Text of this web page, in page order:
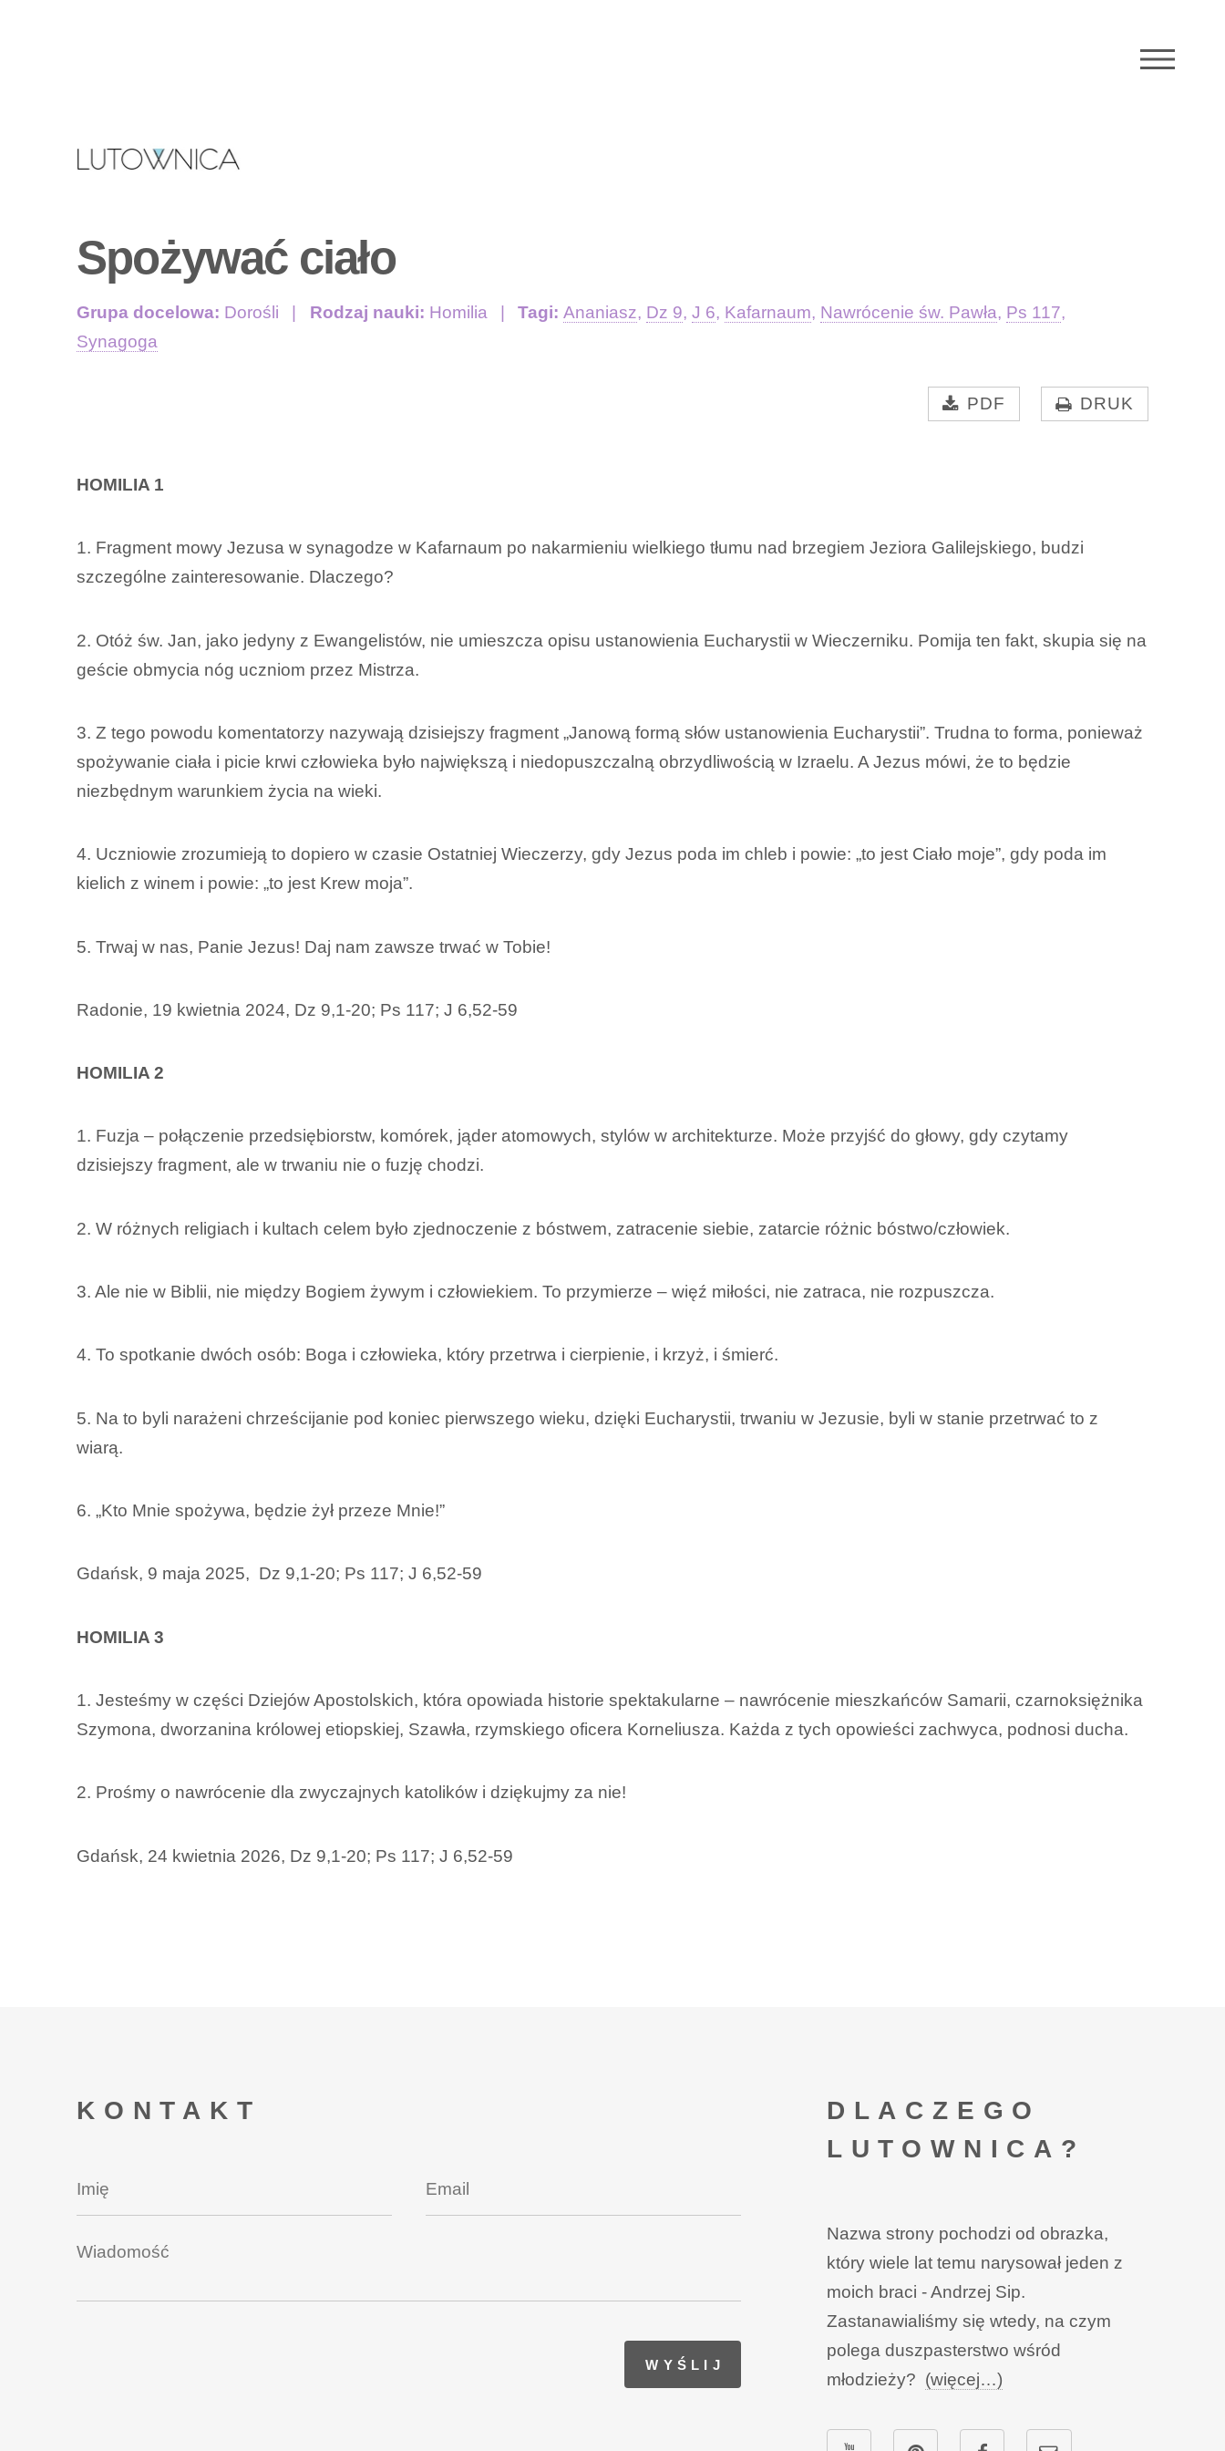
Spożywać ciało
Grupa docelowa: Dorośli Rodzaj nauki: Homilia Tagi:Ananiasz, Dz 9,J 6, Kafarnaum, Nawrócenie św. Pawła, Ps 117,
Synagoga
PDF DRUK
HOMILIA 1
1. Fragment mowy Jezusa w synagodze w Kafarnaum po nakarmieniu wielkiego tłumu nad brzegiem Jeziora Galilejskiego, budzi
szczególne zainteresowanie. Dlaczego?
2. Otóż św. Jan, jako jedyny z Ewangelistów, nie umieszcza opisu ustanowienia Eucharystii w Wieczerniku. Pomija ten fakt, skupia się na
geście obmycia nóg uczniom przez Mistrza.
3. Z tego powodu komentatorzy nazywają dzisiejszy fragment „Janową formą słów ustanowienia Eucharystii”. Trudna to forma, ponieważ
spożywanie ciała i picie krwi człowieka było największą i niedopuszczalną obrzydliwością w Izraelu. A Jezus mówi, że to będzie
niezbędnym warunkiem życia na wieki.
4. Uczniowie zrozumieją to dopiero w czasie Ostatniej Wieczerzy, gdy Jezus poda im chleb i powie: „to jest Ciało moje”, gdy poda im
kielich z winem i powie: „to jest Krew moja”.
5. Trwaj w nas, Panie Jezus! Daj nam zawsze trwać w Tobie!
Radonie, 19 kwietnia 2024, Dz 9,1-20; Ps 117; J 6,52-59
HOMILIA 2
1. Fuzja – połączenie przedsiębiorstw, komórek, jąder atomowych, stylów w architekturze. Może przyjść do głowy, gdy czytamy
dzisiejszy fragment, ale w trwaniu nie o fuzję chodzi.
2. W różnych religiach i kultach celem było zjednoczenie z bóstwem, zatracenie siebie, zatarcie różnic bóstwo/człowiek.
3. Ale nie w Biblii, nie między Bogiem żywym i człowiekiem. To przymierze – więź miłości, nie zatraca, nie rozpuszcza.
4. To spotkanie dwóch osób: Boga i człowieka, który przetrwa i cierpienie, i krzyż, i śmierć.
5. Na to byli narażeni chrześcijanie pod koniec pierwszego wieku, dzięki Eucharystii, trwaniu w Jezusie, byli w stanie przetrwać to z
wiarą.
6. „Kto Mnie spożywa, będzie żył przeze Mnie!”
Gdańsk, 9 maja 2025, Dz 9,1-20; Ps 117; J 6,52-59
HOMILIA 3
1. Jesteśmy w części Dziejów Apostolskich, która opowiada historie spektakularne – nawrócenie mieszkańców Samarii, czarnoksiężnika
Szymona, dworzanina królowej etiopskiej, Szawła, rzymskiego oficera Korneliusza. Każda z tych opowieści zachwyca, podnosi ducha.
2. Prośmy o nawrócenie dla zwyczajnych katolików i dziękujmy za nie!
Gdańsk, 24 kwietnia 2026, Dz 9,1-20; Ps 117; J 6,52-59
KONTAKT
DLACZEGO
LUTOWNICA?
Nazwa strony pochodzi od obrazka,
który wiele lat temu narysował jeden z
moich braci - Andrzej Sip.
Zastanawialiśmy się wtedy, na czym
polega duszpasterstwo wśród
młodzieży? (więcej…)